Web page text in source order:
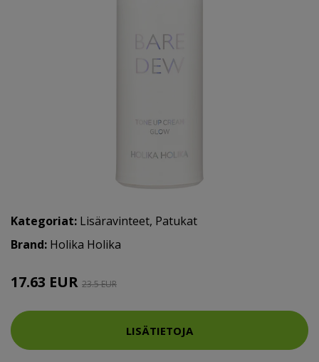
Kategoriat: Lisäravinteet, Patukat
Brand: Holika Holika
17.63 EUR 23.5 EUR
LISÄTIETOJA